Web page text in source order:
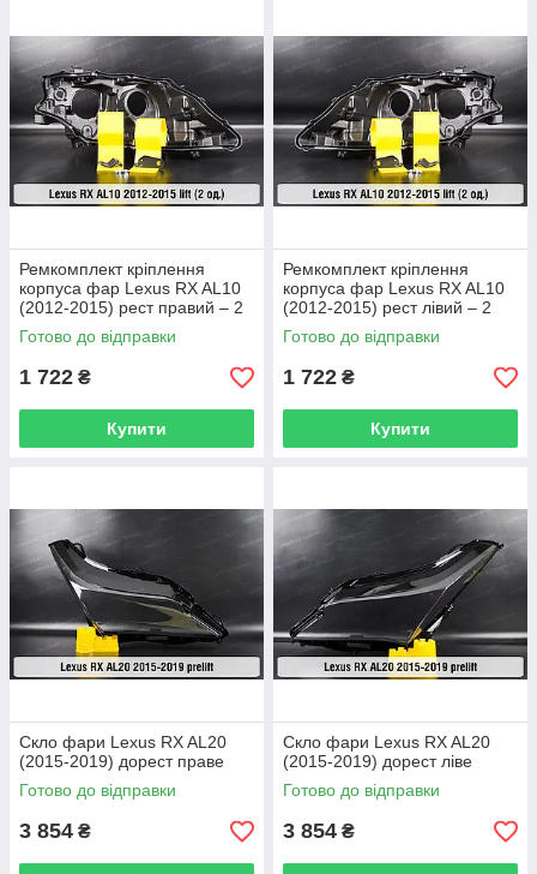
Ремкомплект кріплення
корпуса фар Lexus RX AL10
(2012-2015) рест правий – 2
од.
Готово до відправки
1 722 ₴
Купити
Ремкомплект кріплення
корпуса фар Lexus RX AL10
(2012-2015) рест лівий – 2
од.
Готово до відправки
1 722 ₴
Купити
Скло фари Lexus RX AL20
(2015-2019) дорест праве
Готово до відправки
3 854 ₴
Скло фари Lexus RX AL20
(2015-2019) дорест ліве
Готово до відправки
3 854 ₴